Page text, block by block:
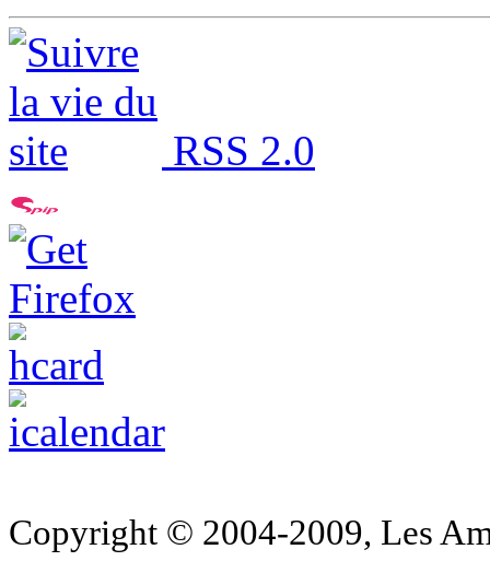
RSS 2.0
Copyright © 2004-2009, Les